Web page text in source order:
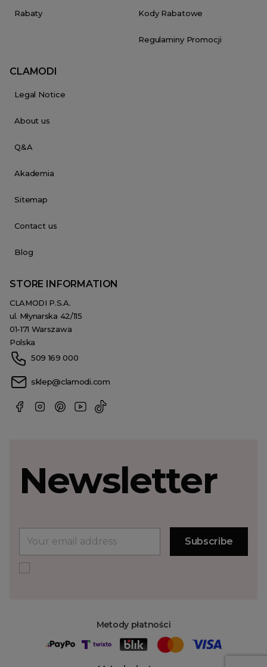
Rabaty Kody Rabatowe
Regulaminy Promocji
CLAMODI
Legal Notice
About us
Q&A
Akademia
Sitemap
Contact us
Blog
STORE INFORMATION
CLAMODI P.S.A.
ul. Młynarska 42/115
01-171 Warszawa
Polska
509 169 000
sklep@clamodi.com
Metody płatności
Newsletter